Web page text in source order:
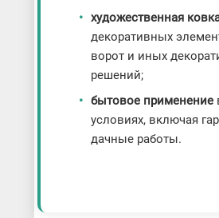
художественная
декоративных
ворот и иных
решений;
бытовое применение
условиях, включая
дачные работы.